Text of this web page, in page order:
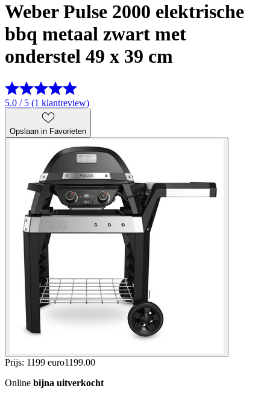
Weber Pulse 2000 elektrische
bbq metaal zwart met
onderstel 49 x 39 cm
5.0 / 5 (1 klantreview)
Opslaan in Favorieten
Prijs: 1199 euro1199.00
Online bijna uitverkocht